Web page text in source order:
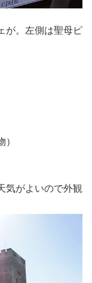
が。左側は聖母ピ
気がよいので外観